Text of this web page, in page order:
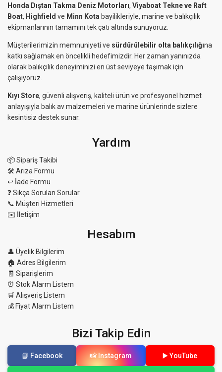
Honda Dıştan Takma Deniz Motorları, Viyaboat Tekne ve Raft
Boat, Highfield ve Minn Kota bayilikleriyle, marine ve balıkçılık
ekipmanlarının tamamını tek çatı altında sunuyoruz.
Müşterilerimizin memnuniyeti ve sürdürülebilir olta balıkçılığına
katkı sağlamak en öncelikli hedefimizdir. Her zaman yanınızda
olarak balıkçılık deneyiminizi en üst seviyeye taşımak için
çalışıyoruz.
Kıyı Store, güvenli alışveriş, kaliteli ürün ve profesyonel hizmet
anlayışıyla balık av malzemeleri ve marine ürünlerinde sizlere
kesintisiz destek sunar.
Yardım
📦 Sipariş Takibi
🛠 Arıza Formu
↩️ İade Formu
❓ Sıkça Sorulan Sorular
📞 Müşteri Hizmetleri
✉️ İletişim
Hesabım
👤 Üyelik Bilgilerim
🏠 Adres Bilgilerim
🧾 Siparişlerim
⏰ Stok Alarm Listem
🛒 Alışveriş Listem
💰 Fiyat Alarm Listem
Bizi Takip Edin
📘 Facebook 📸 Instagram ▶️ YouTube